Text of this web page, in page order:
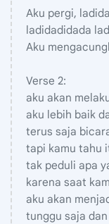
Aku pergi,
ladidadidada
Aku
Verse 2:
aku akan
aku lebih baik
terus saja
tapi kamu tahu
tak peduli apa
karena saat
aku akan
tunggu saja